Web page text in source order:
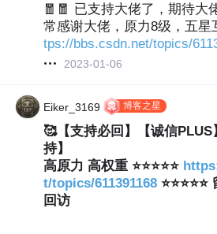
🧧🧧 已支持大佬了，期待大
常感谢大佬，原力8级，五星互
tps://bbs.csdn.net/topics/
2023-01-06
Eiker_3169 博客之星
🥰【支持必回】【诚信
持】
高原力 高权重 ⭐⭐⭐⭐⭐
t/topics/611391168
回访